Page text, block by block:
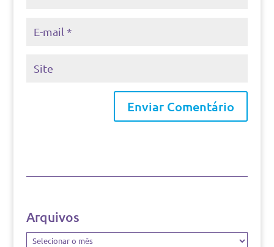
Arquivos
Arquivos